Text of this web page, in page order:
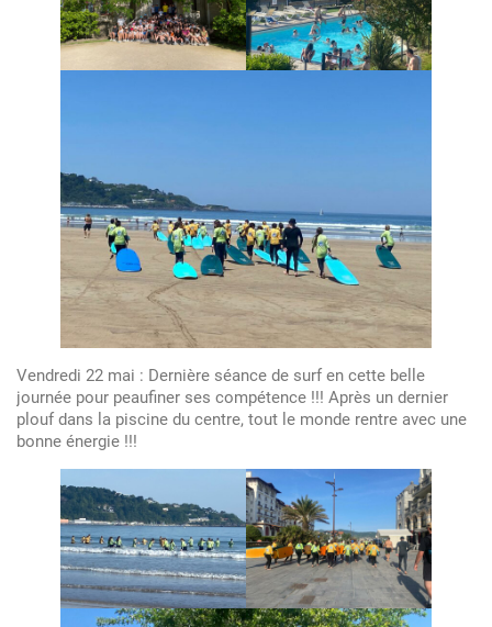
Vendredi 22 mai : Dernière séance de surf en cette belle
journée pour peaufiner ses compétence !!! Après un dernier
plouf dans la piscine du centre, tout le monde rentre avec une
bonne énergie !!!